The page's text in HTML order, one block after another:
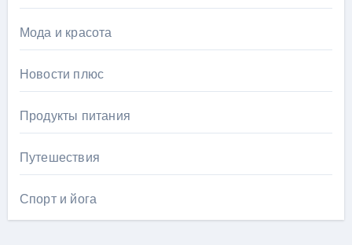
Мода и красота
Новости плюс
Продукты питания
Путешествия
Спорт и йога